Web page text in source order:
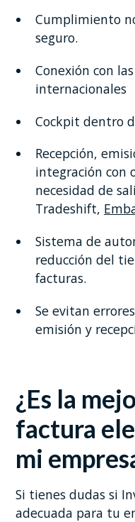
Cumplimiento
seguro.
Conexión con
internacionales
Cockpit dentro
Recepción,
integración con
necesidad de
Tradeshift,
Sistema de
reducción del
facturas.
Se evitan
emisión y
¿Es la
factura
mi
Si tienes dudas si
adecuada para tu